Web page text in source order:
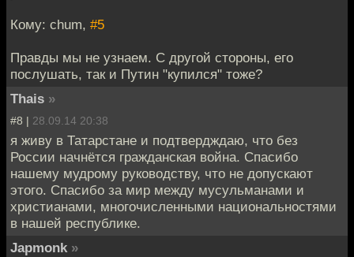
Кому: chum, #5
Правды мы не узнаем. С другой стороны, его
послушать, так и Путин "купился" тоже?
Thais »
#8 | 28.09.14 20:38
я живу в Татарстане и подтвердждаю, что без
России начнётся гражданская война. Спасибо
нашему мудрому руководству, что не допускают
этого. Спасибо за мир между мусульманами и
христианами, многочисленными национальностями
в нашей республике.
Japmonk »